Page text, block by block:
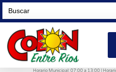
Search
for:
Horario Municipal: 07:00 a 13:00 |